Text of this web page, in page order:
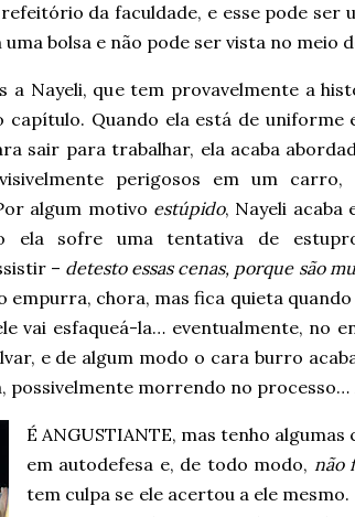
da faculdade, e esse pode ser
bolsa e não pode ser vista no meio
a Nayeli, que tem provavelmente a
Quando ela está de uniforme
sair para trabalhar, ela acaba
perigosos em um carro,
algum motivo estúpido, Nayeli acaba
ela sofre uma tentativa de
– detesto essas cenas, porque são
empurra, chora, mas fica quieta
vai esfaqueá-la… eventualmente, no
e de algum modo o cara burro
possivelmente morrendo no processo…
É ANGUSTIANTE, mas tenho
em autodefesa e, de todo modo, não
tem culpa se ele acertou a ele mesmo.